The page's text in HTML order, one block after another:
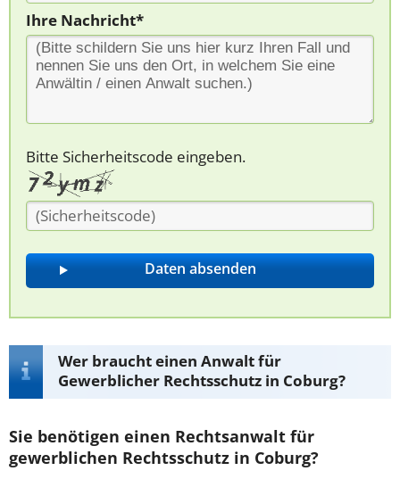
Ihre Nachricht*
Bitte Sicherheitscode eingeben.
Wer braucht einen Anwalt für
Gewerblicher Rechtsschutz in Coburg?
Sie benötigen einen Rechtsanwalt für
gewerblichen Rechtsschutz in Coburg?